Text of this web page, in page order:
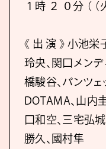
１時 ２ ０分 （ （
《 出 演 》 小池栄
玲央、関口メンデ
橋駿谷、パンツェ
DOTAMA、山内
口和空、三宅弘
勝久、國村隼